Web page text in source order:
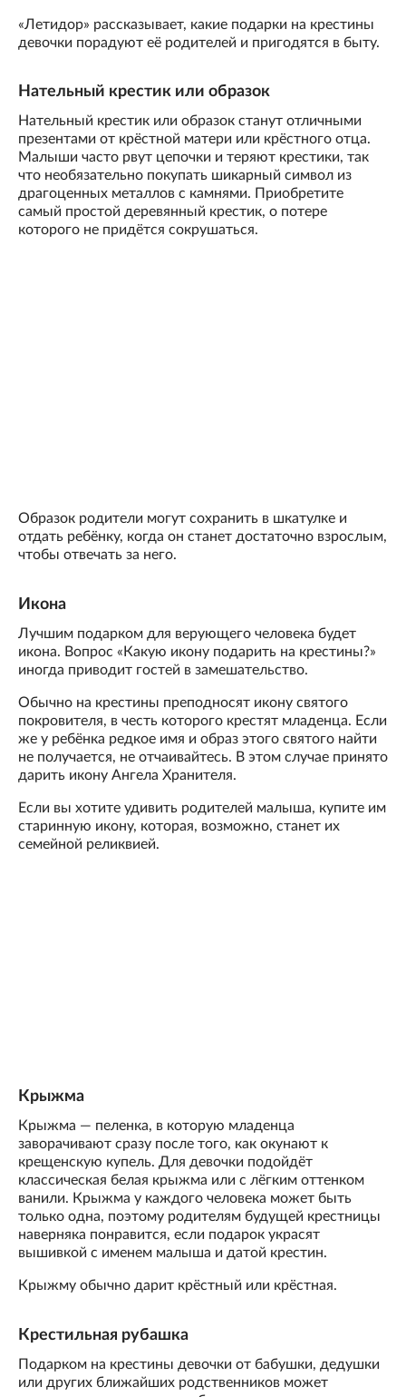
«Летидор» рассказывает, какие подарки на крестины
девочки порадуют её родителей и пригодятся в быту.
Нательный крестик или образок
Нательный крестик или образок станут отличными
презентами от крёстной матери или крёстного отца.
Малыши часто рвут цепочки и теряют крестики, так
что необязательно покупать шикарный символ из
драгоценных металлов с камнями. Приобретите
самый простой деревянный крестик, о потере
которого не придётся сокрушаться.
Образок родители могут сохранить в шкатулке и
отдать ребёнку, когда он станет достаточно взрослым,
чтобы отвечать за него.
Икона
Лучшим подарком для верующего человека будет
икона. Вопрос «Какую икону подарить на крестины?»
иногда приводит гостей в замешательство.
Обычно на крестины преподносят икону святого
покровителя, в честь которого крестят младенца. Если
же у ребёнка редкое имя и образ этого святого найти
не получается, не отчаивайтесь. В этом случае принято
дарить икону Ангела Хранителя.
Если вы хотите удивить родителей малыша, купите им
старинную икону, которая, возможно, станет их
семейной реликвией.
Крыжма
Крыжма — пеленка, в которую младенца
заворачивают сразу после того, как окунают к
крещенскую купель. Для девочки подойдёт
классическая белая крыжма или с лёгким оттенком
ванили. Крыжма у каждого человека может быть
только одна, поэтому родителям будущей крестницы
наверняка понравится, если подарок украсят
вышивкой с именем малыша и датой крестин.
Крыжму обычно дарит крёстный или крёстная.
Крестильная рубашка
Подарком на крестины девочки от бабушки, дедушки
или других ближайших родственников может